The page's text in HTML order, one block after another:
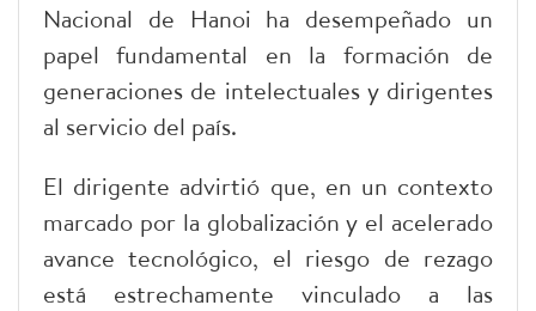
Nacional de Hanoi ha desempeñado un
papel fundamental en la formación de
generaciones de intelectuales y dirigentes
al servicio del país.
El dirigente advirtió que, en un contexto
marcado por la globalización y el acelerado
avance tecnológico, el riesgo de rezago
está estrechamente vinculado a las